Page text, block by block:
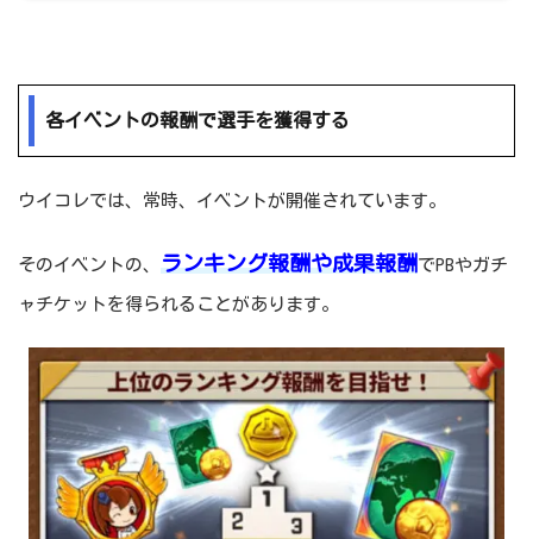
各イベントの報酬で選手を獲得する
ウイコレでは、常時、イベントが開催されています。
そのイベントの、 ランキング報酬や成果報酬 でPBやガチ
ャチケットを得られることがあります。